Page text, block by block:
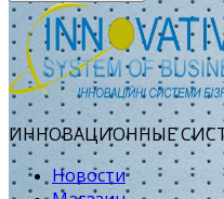
ИННОВАЦИОННЫЕ
Новости